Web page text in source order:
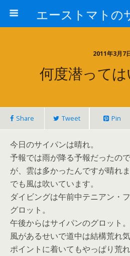
2011年3月7
何度潜っては
Share Tweet Pin
今日のサイパンは晴れ。
予報では雨が降る予報だったの
が、雲は多かったんですが晴れま
でも風は吹いています。
ダイビングは午前中テニアン・
グロット。
午後からはサイパンのグロット。
風があるせいで道中は結構荒れ気
ポイントに着いてもやっぱり荒